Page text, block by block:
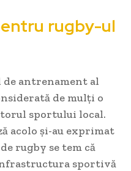
rugby-ul
de antrenament al
de mulți o
sportului local.
acolo și-au exprimat
rugby se tem că
sportivă